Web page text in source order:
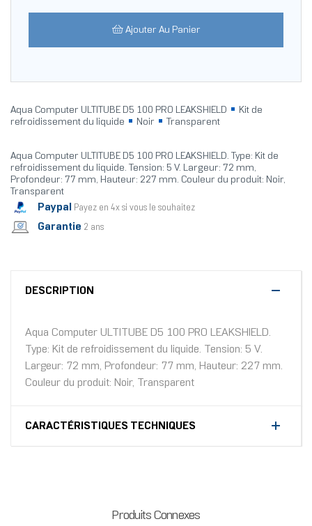
Ajouter Au Panier
Aqua Computer ULTITUBE D5 100 PRO LEAKSHIELD
Kit de
refroidissement du liquide
Noir Transparent
Aqua Computer ULTITUBE D5 100 PRO LEAKSHIELD. Type: Kit de
refroidissement du liquide. Tension: 5 V. Largeur: 72 mm,
Profondeur: 77 mm, Hauteur: 227 mm. Couleur du produit: Noir,
Transparent
Paypal Payez en 4x si vous le souhaitez
Garantie 2 ans
DESCRIPTION
Aqua Computer ULTITUBE D5 100 PRO LEAKSHIELD.
Type: Kit de refroidissement du liquide. Tension: 5 V.
Largeur: 72 mm, Profondeur: 77 mm, Hauteur: 227 mm.
Couleur du produit: Noir, Transparent
CARACTÉRISTIQUES TECHNIQUES
Produits Connexes